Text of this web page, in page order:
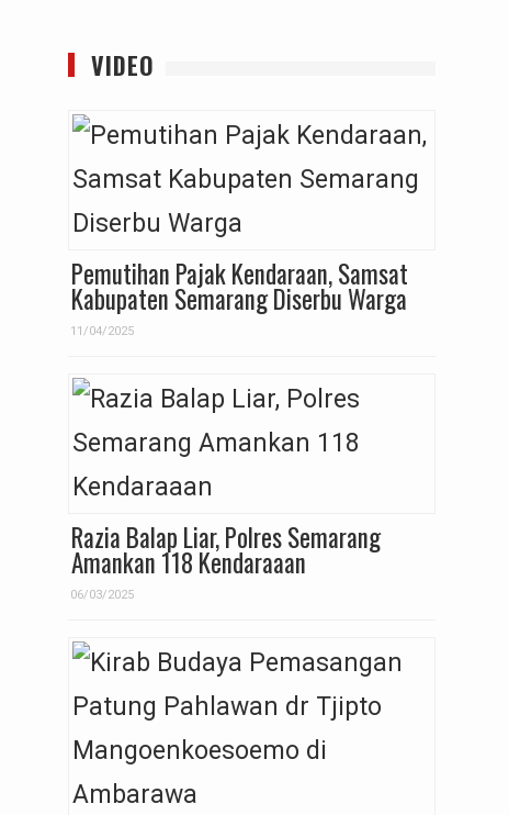
VIDEO
Pemutihan Pajak Kendaraan, Samsat
Kabupaten Semarang Diserbu Warga
11/04/2025
Razia Balap Liar, Polres Semarang
Amankan 118 Kendaraaan
06/03/2025